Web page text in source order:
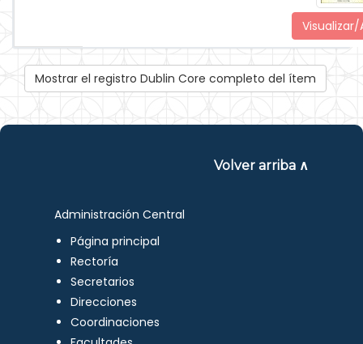
Visualizar/
Mostrar el registro Dublin Core completo del ítem
Volver arriba ∧
Administración Central
Página principal
Rectoría
Secretarios
Direcciones
Coordinaciones